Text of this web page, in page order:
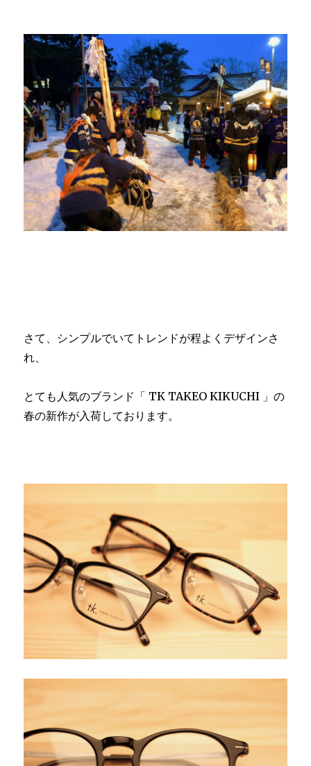
さて、シンプルでいてトレンドが程よくデザインさ
れ、
とても人気のブランド「 TK TAKEO KIKUCHI 」の
春の新作が入荷しております。